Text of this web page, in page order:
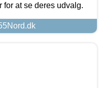
at se deres udvalg.